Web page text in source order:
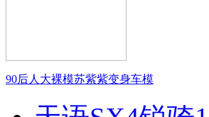
90后人大裸模苏紫紫变身车模